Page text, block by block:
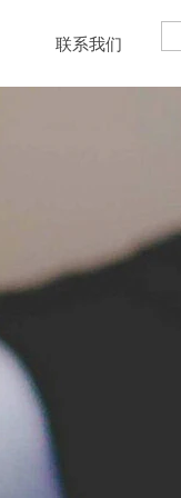
联系我们